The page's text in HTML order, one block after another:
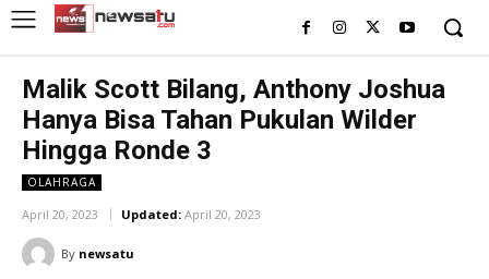
Malik Scott Bilang, Anthony Joshua
Hanya Bisa Tahan Pukulan Wilder
Hingga Ronde 3
OLAHRAGA
April 20, 2023 Updated: April 20, 2023
By newsatu